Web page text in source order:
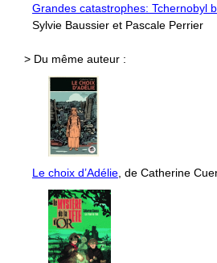
Grandes catastrophes: Tchernobyl
Sylvie Baussier et Pascale Perrier
> Du même auteur :
Le choix d’Adélie , de Catherine